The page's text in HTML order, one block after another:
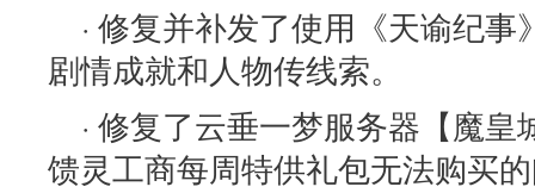
· 修复并补发了使用《天谕纪
剧情成就和人物传线索。
· 修复了云垂一梦服务器【魔皇
馈灵工商每周特供礼包无法购买